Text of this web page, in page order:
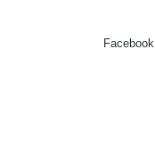
Facebook